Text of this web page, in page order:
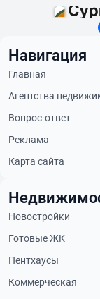
Навигация
Главная
Агентства
Вопрос-ответ
Реклама
Карта сайта
Новостройки
Готовые ЖК
Пентхаусы
Коммерческая